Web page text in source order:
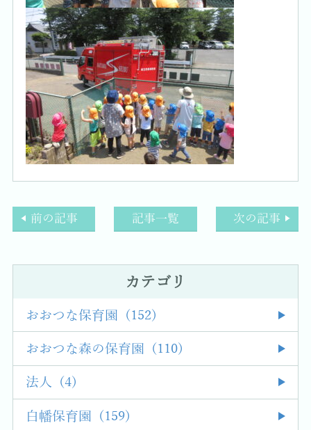
前の記事 記事一覧 次の記事
カテゴリ
おおつな保育園 (152)
おおつな森の保育園 (110)
法人 (4)
白幡保育園 (159)